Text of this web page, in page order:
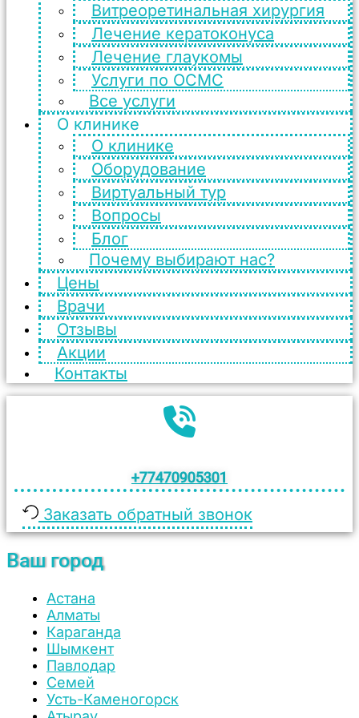
Витреоретинальная хирургия
Лечение кератоконуса
Лечение глаукомы
Услуги по ОСМС
Все услуги
О клинике
О клинике
Оборудование
Виртуальный тур
Вопросы
Блог
Почему выбирают нас?
Цены
Врачи
Отзывы
Акции
Контакты
+77470905301
Заказать обратный звонок
Ваш город
Астана
Алматы
Караганда
Шымкент
Павлодар
Семей
Усть-Каменогорск